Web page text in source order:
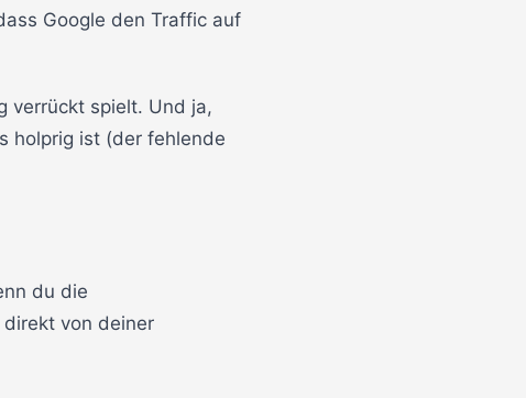
Google den Traffic auf
verrückt spielt. Und ja,
holprig ist (der fehlende
du die
von deiner